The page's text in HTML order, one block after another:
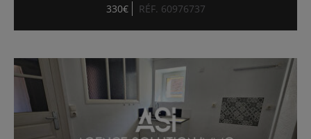
330€ RÉF. 60976737